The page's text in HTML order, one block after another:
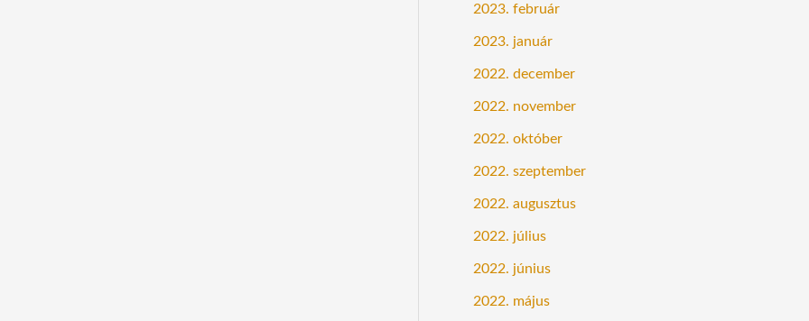
2023. február
2023. január
2022. december
2022. november
2022. október
2022. szeptember
2022. augusztus
2022. július
2022. június
2022. május